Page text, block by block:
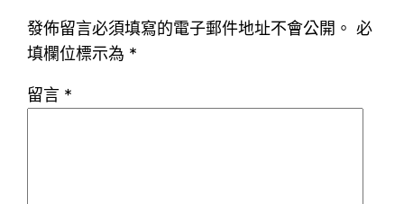
發佈留言必須填寫的電子郵件地址不會公開。 必
填欄位標示為 *
留言 *